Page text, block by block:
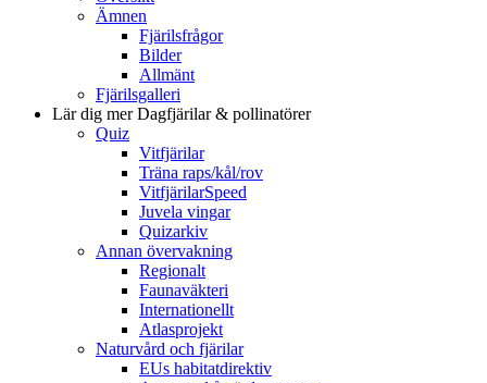
Ämnen
Fjärilsfrågor
Bilder
Allmänt
Fjärilsgalleri
Lär dig merDagfjärilar & pollinatörer
Quiz
Vitfjärilar
Träna raps/kål/rov
VitfjärilarSpeed
Juvela vingar
Quizarkiv
Annan övervakning
Regionalt
Faunaväkteri
Internationellt
Atlasprojekt
Naturvård och fjärilar
EUs habitatdirektiv